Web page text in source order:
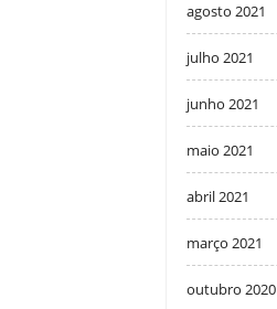
agosto 2021
julho 2021
junho 2021
maio 2021
abril 2021
março 2021
outubro 2020